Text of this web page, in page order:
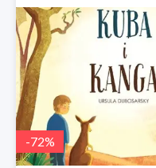
-72%